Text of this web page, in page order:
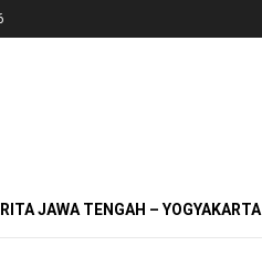
JAWA TENGAH – YOGYAKARTA